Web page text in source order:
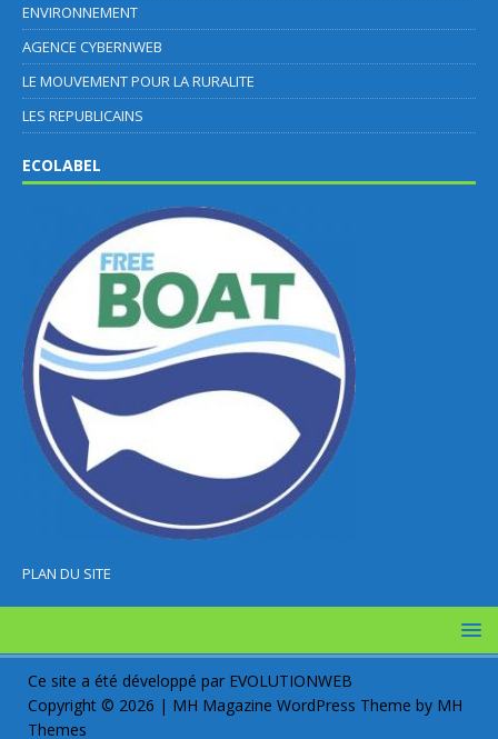
ENVIRONNEMENT
AGENCE CYBERNWEB
LE MOUVEMENT POUR LA RURALITE
LES REPUBLICAINS
ECOLABEL
PLAN DU SITE
Ce site a été développé par EVOLUTIONWEB
Copyright © 2026 | MH Magazine WordPress Theme by MH
Themes